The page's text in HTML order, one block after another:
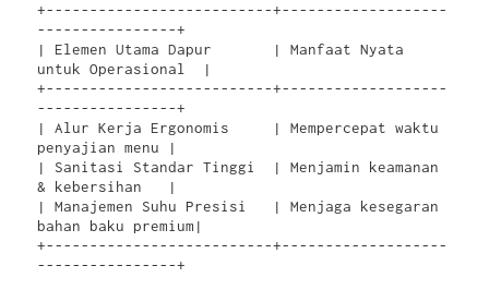
+--------------------------+-------------------
----------------+
| Elemen Utama Dapur       | Manfaat Nyata
untuk Operasional  |
+--------------------------+-------------------
----------------+
| Alur Kerja Ergonomis     | Mempercepat waktu
penyajian menu |
| Sanitasi Standar Tinggi  | Menjamin keamanan
& kebersihan   |
| Manajemen Suhu Presisi   | Menjaga kesegaran
bahan baku premium|
+--------------------------+-------------------